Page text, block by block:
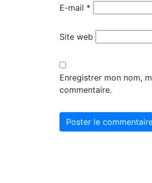
E-mail *
Site web
Enregistrer mon nom,
commentaire.